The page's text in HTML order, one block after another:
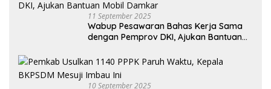
11 September 2025
Wabup Pesawaran Bahas Kerja Sama
dengan Pemprov DKI, Ajukan Bantuan
10 September 2025